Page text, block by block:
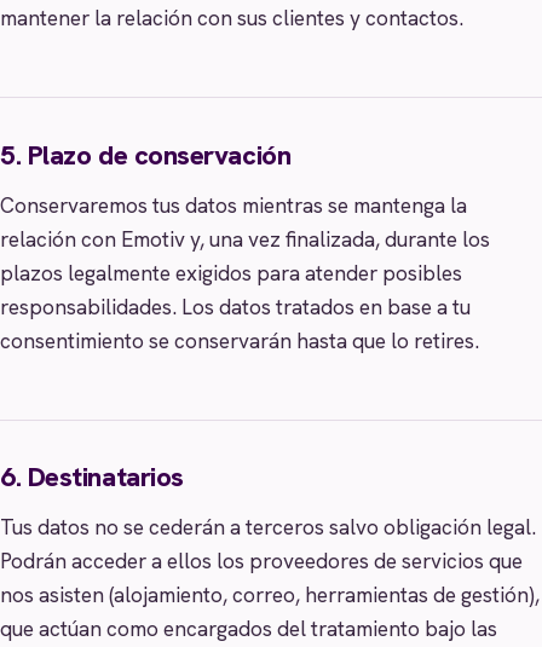
mantener la relación con sus clientes y contactos.
5. Plazo de conservación
Conservaremos tus datos mientras se mantenga la
relación con Emotiv y, una vez finalizada, durante los
plazos legalmente exigidos para atender posibles
responsabilidades. Los datos tratados en base a tu
consentimiento se conservarán hasta que lo retires.
6. Destinatarios
Tus datos no se cederán a terceros salvo obligación legal.
Podrán acceder a ellos los proveedores de servicios que
nos asisten (alojamiento, correo, herramientas de gestión),
que actúan como encargados del tratamiento bajo las